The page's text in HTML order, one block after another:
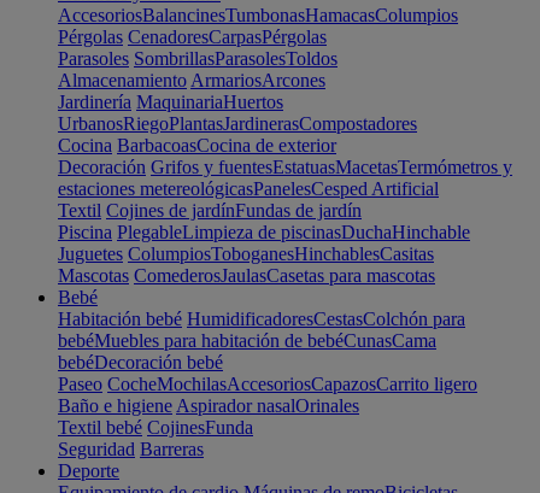
AccesoriosBalancinesTumbonasHamacasColumpios
Pérgolas CenadoresCarpasPérgolas
Parasoles SombrillasParasolesToldos
Almacenamiento ArmariosArcones
Jardinería MaquinariaHuertos
UrbanosRiegoPlantasJardinerasCompostadores
Cocina BarbacoasCocina de exterior
Decoración Grifos y fuentesEstatuasMacetasTermómetros y
estaciones metereológicasPanelesCesped Artificial
Textil Cojines de jardínFundas de jardín
Piscina PlegableLimpieza de piscinasDuchaHinchable
Juguetes ColumpiosToboganesHinchablesCasitas
Mascotas ComederosJaulasCasetas para mascotas
Bebé
Habitación bebé HumidificadoresCestasColchón para
bebéMuebles para habitación de bebéCunasCama
bebéDecoración bebé
Paseo CocheMochilasAccesoriosCapazosCarrito ligero
Baño e higiene Aspirador nasalOrinales
Textil bebé CojinesFunda
Seguridad Barreras
Deporte